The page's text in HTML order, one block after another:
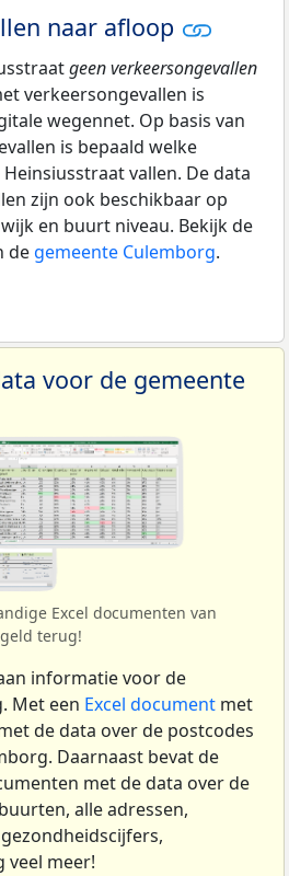
naar afloop
geen verkeersongevallen
verkeersongevallen is
wegennet. Op basis van
is bepaald welke
vallen. De data
zijn ook beschikbaar op
en buurt niveau. Bekijk de
de gemeente Culemborg.
voor de gemeente
Excel documenten van
terug!
informatie voor de
Met een Excel document met
de data over de postcodes
Daarnaast bevat de
met de data over de
alle adressen,
veel meer!